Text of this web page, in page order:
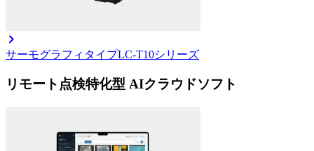
サーモグラフィタイプLC-T10シリーズ
リモート点検特化型 AIクラウドソフト